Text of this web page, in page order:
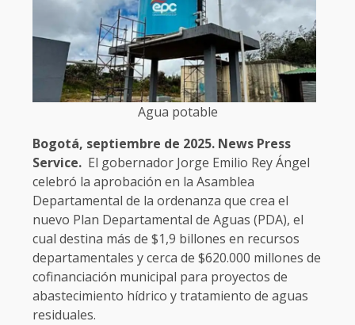
Agua potable
Bogotá, septiembre de 2025. News Press
Service. El gobernador Jorge Emilio Rey Ángel
celebró la aprobación en la Asamblea
Departamental de la ordenanza que crea el
nuevo Plan Departamental de Aguas (PDA), el
cual destina más de $1,9 billones en recursos
departamentales y cerca de $620.000 millones de
cofinanciación municipal para proyectos de
abastecimiento hídrico y tratamiento de aguas
residuales.